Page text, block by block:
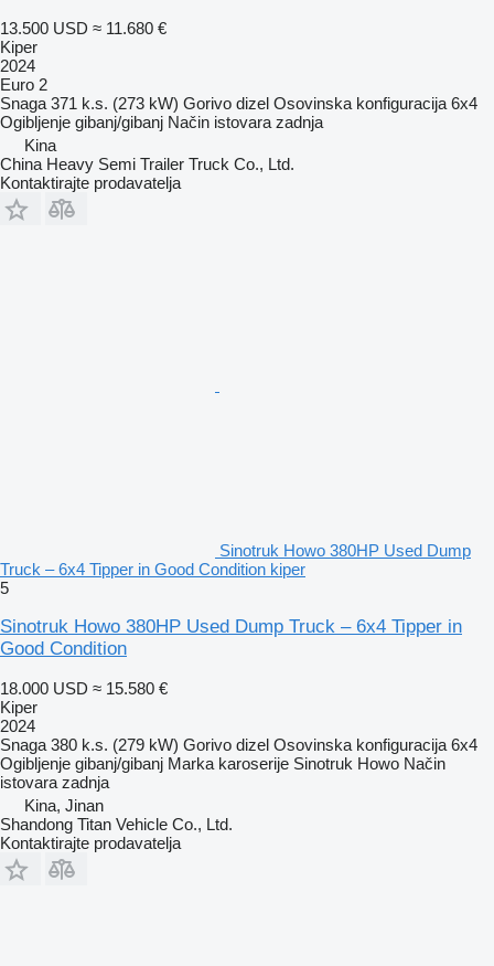
13.500 USD ≈ 11.680 €
Kiper
2024
Euro 2
Snaga 371 k.s. (273 kW) Gorivo dizel Osovinska konfiguracija 6x4
Ogibljenje gibanj/gibanj Način istovara zadnja
Kina
China Heavy Semi Trailer Truck Co., Ltd.
Kontaktirajte prodavatelja
Sinotruk Howo 380HP Used Dump
Truck – 6x4 Tipper in Good Condition kiper
5
Sinotruk Howo 380HP Used Dump Truck – 6x4 Tipper in
Good Condition
18.000 USD ≈ 15.580 €
Kiper
2024
Snaga 380 k.s. (279 kW) Gorivo dizel Osovinska konfiguracija 6x4
Ogibljenje gibanj/gibanj Marka karoserije Sinotruk Howo Način
istovara zadnja
Kina, Jinan
Shandong Titan Vehicle Co., Ltd.
Kontaktirajte prodavatelja